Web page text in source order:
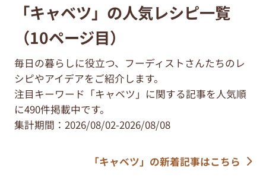
「キャベツ」の人気レシピ一覧
（10ページ目）
毎日の暮らしに役立つ、フーディストさんたちのレ
シピやアイデアをご紹介します。
注目キーワード「キャベツ」に関する記事を人気順
に490件掲載中です。
集計期間：2026/08/02-2026/08/08
「キャベツ」の新着記事はこちら